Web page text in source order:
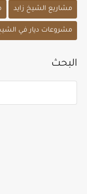
مشاريع الشيخ زايد
مشروعات ديار في
البحث